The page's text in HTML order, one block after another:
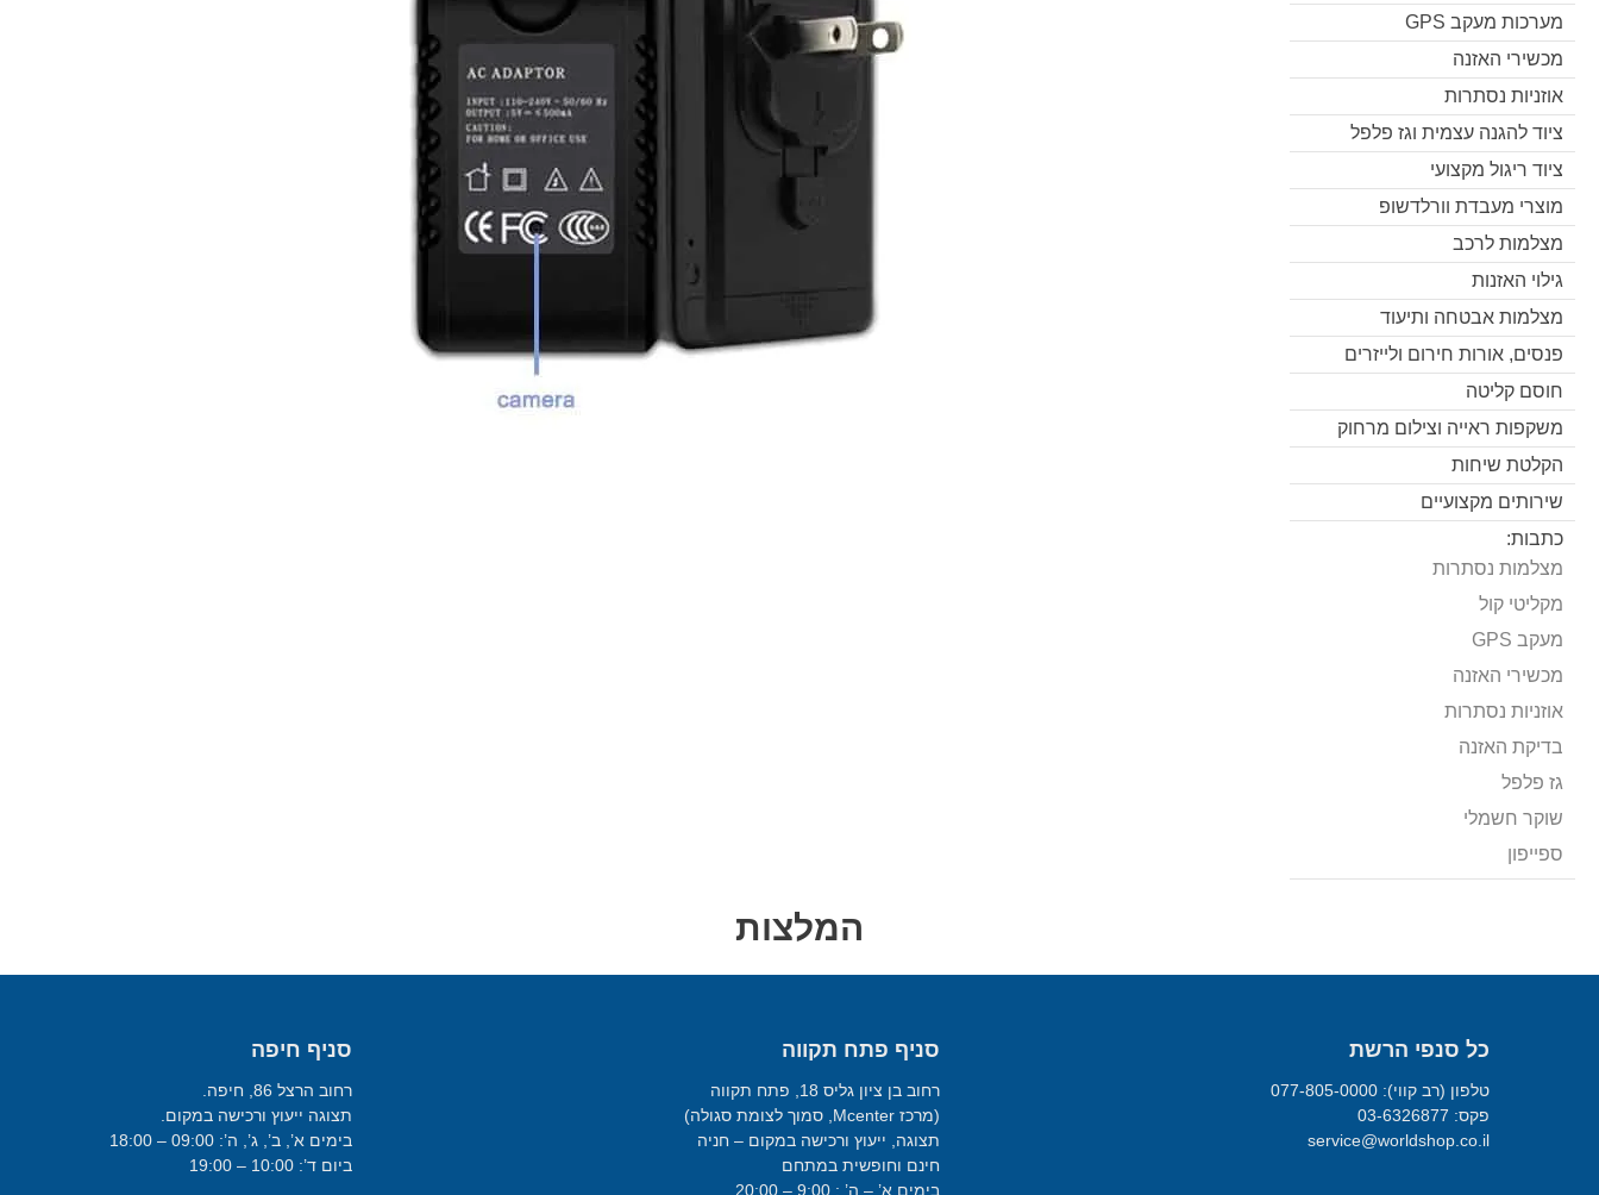
מערכות מעקב GPS
מכשירי האזנה
אוזניות נסתרות
ציוד להגנה עצמית וגז פלפל
ציוד ריגול מקצועי
מוצרי מעבדת וורלדשופ
מצלמות לרכב
גילוי האזנות
מצלמות אבטחה ותיעוד
פנסים, אורות חירום ולייזרים
חוסם קליטה
משקפות ראייה וצילום מרחוק
הקלטת שיחות
שירותים מקצועיים
כתבות:
מצלמות נסתרות
מקליטי קול
מעקב GPS
מכשירי האזנה
אוזניות נסתרות
בדיקת האזנה
גז פלפל
שוקר חשמלי
ספייפון
המלצות
כל סנפי הרשת
טלפון (רב קווי): 077-805-0000
פקס: 03-6326877
service@worldshop.co.il
סניף פתח תקווה
רחוב בן ציון גליס 18, פתח תקווה
(מרכז Mcenter, סמוך לצומת סגולה)
תצוגה, ייעוץ ורכישה במקום – חניה
חינם וחופשית במתחם
בימים א’ – ה’ : 9:00 – 20:00
סניף חיפה
רחוב הרצל 86, חיפה.
תצוגה ייעוץ ורכישה במקום.
בימים א’, ב’, ג’, ה’: 09:00 – 18:00
ביום ד’: 10:00 – 19:00